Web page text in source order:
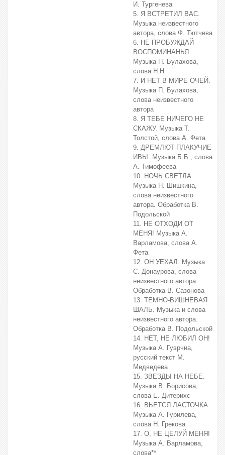
И. Тургенева
5. Я ВСТРЕТИЛ ВАС.
Музыка неизвестного
автора, слова Ф. Тютчева
6. НЕ ПРОБУЖДАЙ
ВОСПОМИНАНЬЯ.
Музыка П. Булахова,
слова Н.Н
7. И НЕТ В МИРЕ ОЧЕЙ.
Музыка П. Булахова,
слова неизвестного
автора
8. Я ТЕБЕ НИЧЕГО НЕ
СКАЖУ. Музыка Т.
Толстой, слова А. Фета
9. ДРЕМЛЮТ ПЛАКУЧИЕ
ИВЫ. Музыка Б.Б., слова
А. Тимофеева
10. НОЧЬ СВЕТЛА.
Музыка Н. Шишкина,
слова неизвестного
автора. Обработка В.
Подольской
11. НЕ ОТХОДИ ОТ
МЕНЯ! Музыка А.
Варламова, слова А.
Фета
12. ОН УЕХАЛ. Музыка
С. Донаурова, слова
неизвестного автора.
Обработка В. Сазонова
13. ТЕМНО-ВИШНЕВАЯ
ШАЛЬ. Музыка и слова
неизвестного автора.
Обработка В. Подольской
14. НЕТ, НЕ ЛЮБИЛ ОН!
Музыка А. Гуэрчиа,
русский текст М.
Медведева
15. ЗВЕЗДЫ НА НЕБЕ.
Музыка В. Борисова,
слова Е. Дитерихс
16. ВЬЕТСЯ ЛАСТОЧКА.
Музыка А. Гурилева,
слова Н. Грекова
17. О, НЕ ЦЕЛУЙ МЕНЯ!
Музыка А. Варламова,
слова**